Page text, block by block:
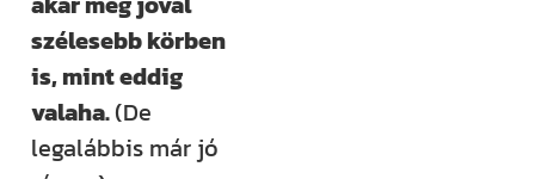
szélesebb körben
is, mint eddig
valaha.(De
legalábbis már jó